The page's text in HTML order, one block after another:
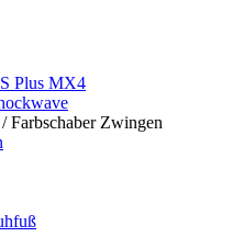
Plus MX4
Farbschaber Zwingen